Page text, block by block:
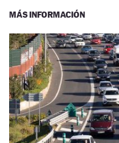
MÁS INFORMACIÓN